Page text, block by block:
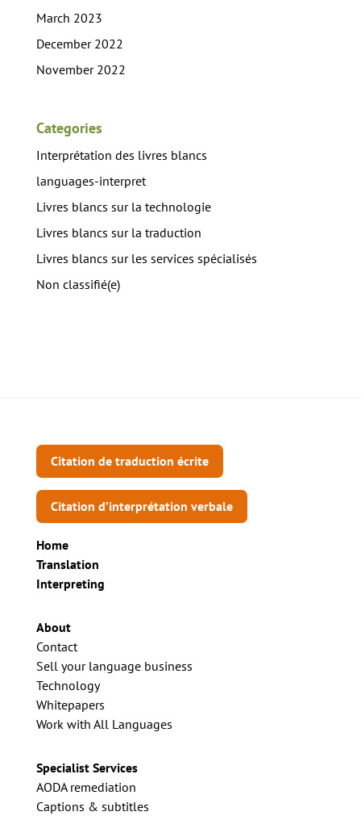
March 2023
December 2022
November 2022
Categories
Interprétation des livres blancs
languages-interpret
Livres blancs sur la technologie
Livres blancs sur la traduction
Livres blancs sur les services spécialisés
Non classifié(e)
Citation de traduction écrite
Citation d’interprétation verbale
Home
Translation
Interpreting
About
Contact
Sell your language business
Technology
Whitepapers
Work with All Languages
Specialist Services
AODA remediation
Captions & subtitles